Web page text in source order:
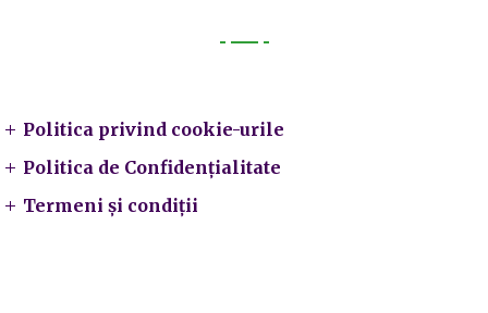
Politica privind cookie-urile
Politica de Confidențialitate
Termeni și condiții